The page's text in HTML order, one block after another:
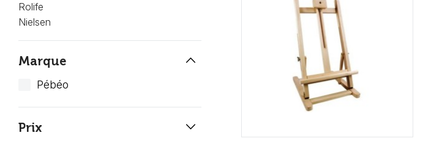
Rolife
Nielsen
Marque keyboard_arrow_up
Pébéo
Prix keyboard_arrow_down